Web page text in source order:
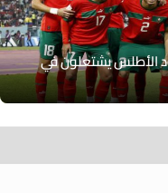
يشتعلون في